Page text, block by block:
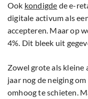
Ook kondigde de e-
digitale activum als
accepteren. Maar op
4%. Dit bleek uit
Zowel grote als kleine
jaar nog de neiging
omhoog te schieten.